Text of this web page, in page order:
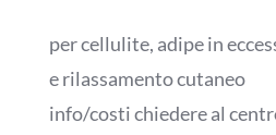
per cellulite, adipe in
e rilassamento cutaneo
info/costi chiedere al